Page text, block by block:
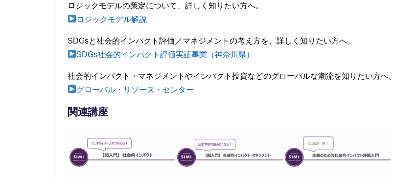
ロジックモデルの策定について、詳しく知りたい方へ。
ロジックモデル解説
SDGsと社会的インパクト評価／マネジメントの考え方を、詳しく知りたい方へ。
SDGs社会的インパクト評価実証事業（神奈川県）
社会的インパクト・マネジメントやインパクト投資などのグローバルな潮流を知りたい方へ。
グローバル・リソース・センター
関連講座